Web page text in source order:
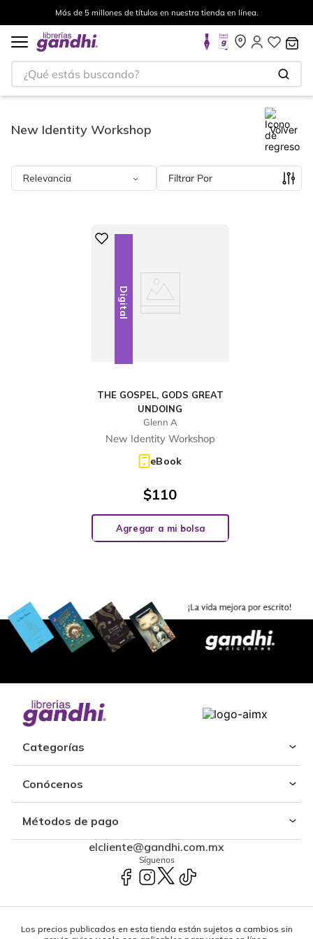
Más de 5 millones de títulos en nuestra tienda en línea.
¿Qué estás buscando?
New Identity Workshop Volver
Relevancia Filtrar
Digital
THE GOSPEL, GODS GREAT
UNDOING
Glenn A
New Identity Workshop
eBook
$110
Agregar a mi bolsa
Categorías
Conócenos
Métodos de pago
elcliente@gandhi.com.mx
Síguenos
Los precios publicados en esta tienda están sujetos a cambios sin